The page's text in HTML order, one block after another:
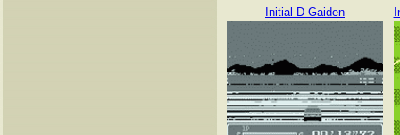
Initial D Gaiden